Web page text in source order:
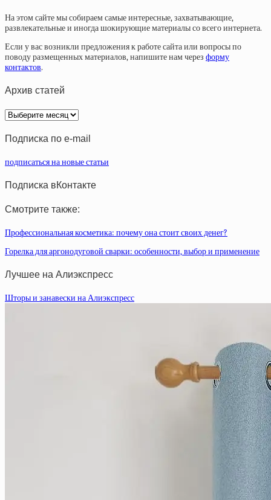
На этом сайте мы собираем самые интересные, захватывающие,
развлекательные и иногда шокирующие материалы со всего интернета.
Если у вас возникли предложения к работе сайта или вопросы по
поводу размещенных материалов, напишите нам через форму
контактов.
Архив статей
Архив
статей
Подписка по e-mail
подписаться на новые статьи
Подписка вКонтакте
Смотрите также:
Профессиональная косметика: почему она стоит своих денег?
Горелка для аргонодуговой сварки: особенности, выбор и применение
Лучшее на Алиэкспресс
Шторы и занавески на Алиэкспресс